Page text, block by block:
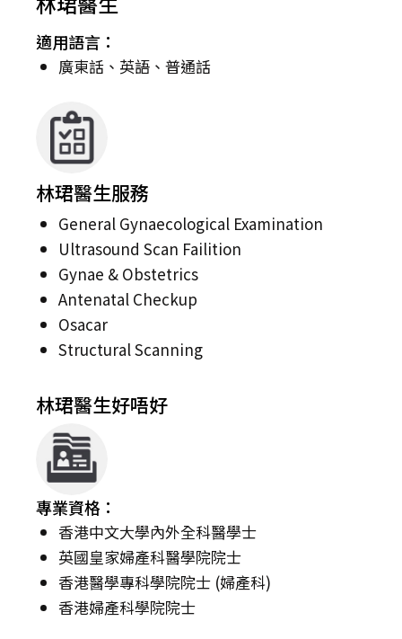
適用語言：
廣東話、英語、普通話
林珺醫生服務
General Gynaecological Examination
Ultrasound Scan Failition
Gynae & Obstetrics
Antenatal Checkup
Osacar
Structural Scanning
林珺醫生好唔好
專業資格：
香港中文大學內外全科醫學士
英國皇家婦產科醫學院院士
香港醫學專科學院院士 (婦產科)
香港婦產科學院院士